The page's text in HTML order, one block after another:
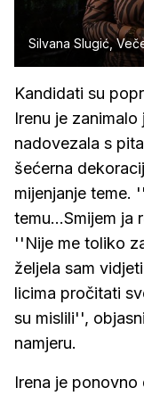
Silvana Slugić,
Kandidati su
Irenu je
nadovezala s
šećerna
mijenjanje teme.
temu...Smijem ja
''Nije me toliko
željela sam
licima pročitati
su mislili'',
namjeru.
Irena je